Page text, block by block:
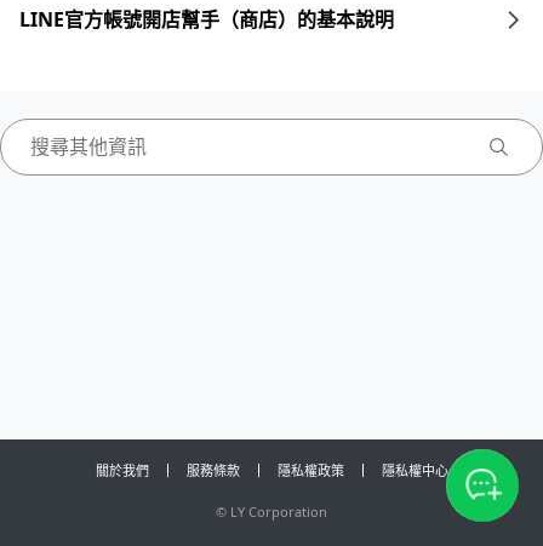
LINE官方帳號開店幫手（商店）的基本說明
關於我們 服務條款 隱私權政策 隱私權中心
© LY Corporation